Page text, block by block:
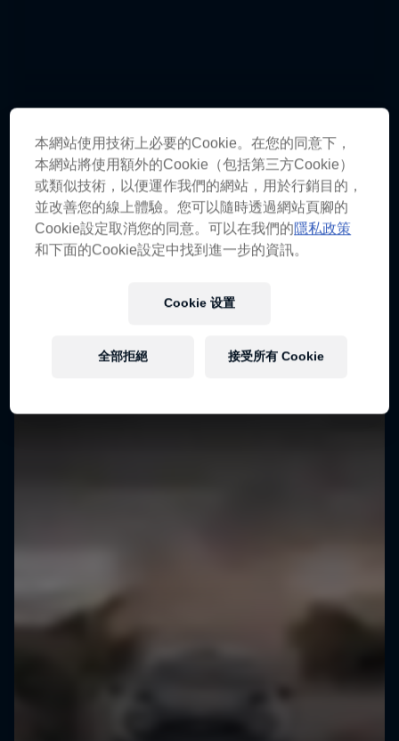
The 2018 World Rally Championship
in photos
15 照片
本網站使用技術上必要的Cookie。在您的同意下，
本網站將使用額外的Cookie（包括第三方Cookie）
或類似技術，以便運作我們的網站，用於行銷目的，
並改善您的線上體驗。您可以隨時透過網站頁腳的
Cookie設定取消您的同意。可以在我們的隱私政策
和下面的Cookie設定中找到進一步的資訊。
Cookie 设置
全部拒絕 接受所有 Cookie